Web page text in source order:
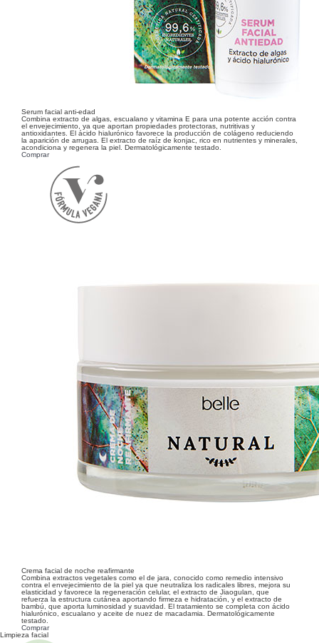
Serum facial anti-edad
Combina extracto de algas, escualano y vitamina E para una potente acción contra
el envejecimiento, ya que aportan propiedades protectoras, nutritivas y
antioxidantes. El ácido hialurónico favorece la producción de colágeno reduciendo
la aparición de arrugas. El extracto de raíz de konjac, rico en nutrientes y minerales,
acondiciona y regenera la piel. Dermatológicamente testado.
Comprar
Crema facial de noche reafirmante
Combina extractos vegetales como el de jara, conocido como remedio intensivo
contra el envejecimiento de la piel ya que neutraliza los radicales libres, mejora su
elasticidad y favorece la regeneración celular, el extracto de Jiaogulan, que
refuerza la estructura cutánea aportando firmeza e hidratación, y el extracto de
bambú, que aporta luminosidad y suavidad. El tratamiento se completa con ácido
hialurónico, escualano y aceite de nuez de macadamia. Dermatológicamente
testado.
Comprar
Limpieza facial